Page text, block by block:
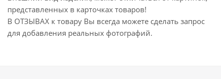
представленных в карточках товаров!
В ОТЗЫВАХ к товару Вы всегда можете сделать запрос
для добавления реальных фотографий.